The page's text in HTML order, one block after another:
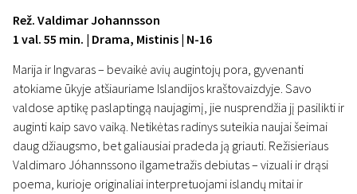
Rež. Valdimar Johannsson
1 val. 55 min. | Drama, Mistinis | N-16
Marija ir Ingvaras – bevaikė avių augintojų pora, gyvenanti
atokiame ūkyje atšiauriame Islandijos kraštovaizdyje. Savo
valdose aptikę paslaptingą naujagimį, jie nusprendžia jį pasilikti ir
auginti kaip savo vaiką. Netikėtas radinys suteikia naujai šeimai
daug džiaugsmo, bet galiausiai pradeda ją griauti. Režisieriaus
Valdimaro Jóhannssono ilgametražis debiutas – vizuali ir drąsi
poema, kurioje originaliai interpretuojami islandų mitai ir